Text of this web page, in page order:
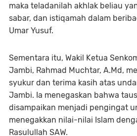
maka teladanilah akhlak beliau
sabar, dan istiqamah dalam
Umar Yusuf.
Sementara itu, Wakil Ketua
Jambi, Rahmad Muchtar, A.Md,
syukur dan terima kasih atas
Jambi. Ia menegaskan bahwa
disampaikan menjadi pengingat
menegakkan nilai-nilai Islam
Rasulullah SAW.